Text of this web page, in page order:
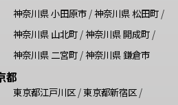
神奈川県 小田原市/神奈川県 松田町/
神奈川県 山北町/神奈川県 開成町/
神奈川県 二宮町/神奈川県 鎌倉市
都
東京都江戸川区/東京都新宿区/